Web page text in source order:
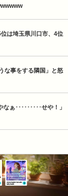
は埼玉県川口市、4位
な事をする隣国」と怒
ぁ･････････せや！」